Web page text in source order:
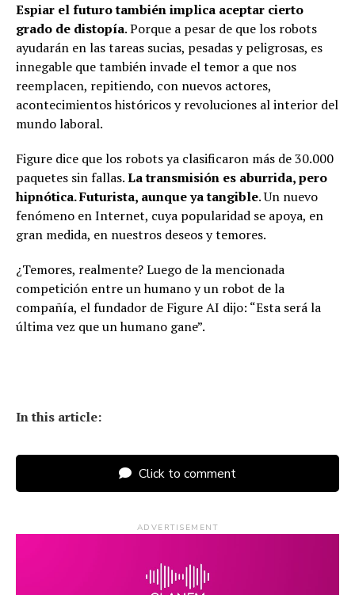
Espiar el futuro también implica aceptar cierto
grado de distopía. Porque a pesar de que los robots
ayudarán en las tareas sucias, pesadas y peligrosas, es
innegable que también invade el temor a que nos
reemplacen, repitiendo, con nuevos actores,
acontecimientos históricos y revoluciones al interior del
mundo laboral.
Figure dice que los robots ya clasificaron más de 30.000
paquetes sin fallas.La transmisión es aburrida, pero
hipnótica. Futurista, aunque ya tangible. Un nuevo
fenómeno en Internet, cuya popularidad se apoya, en
gran medida, en nuestros deseos y temores.
¿Temores, realmente? Luego de la mencionada
competición entre un humano y un robot de la
compañía, el fundador de Figure AI dijo: “Esta será la
última vez que un humano gane”.
In this article:
Click to comment
ADVERTISEMENT